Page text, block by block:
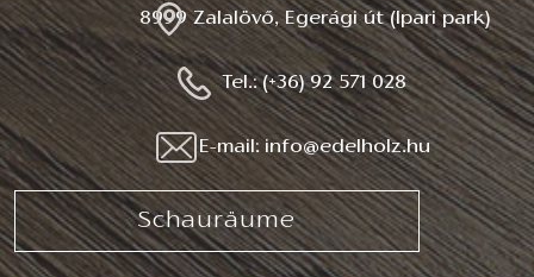
8999 Zalalövő, Egerági út (Ipari park)
Tel.: (+36) 92 571 028
E-mail: info@edelholz.hu
Schauräume